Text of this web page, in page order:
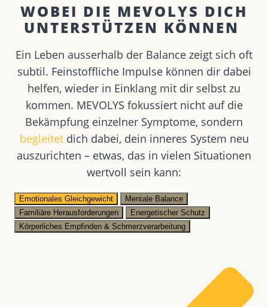
WOBEI DIE MEVOLYS DICH
UNTERSTÜTZEN KÖNNEN ​
Ein Leben ausserhalb der Balance zeigt sich oft
subtil. Feinstoffliche Impulse können dir dabei
helfen, wieder in Einklang mit dir selbst zu
kommen. MEVOLYS fokussiert nicht auf die
Bekämpfung einzelner Symptome, sondern
begleitetdich dabei, dein inneres System neu
auszurichten – etwas, das in vielen Situationen
wertvoll sein kann:
Emotionales Gleichgewicht
Mentale Balance
Familiäre Herausforderungen
Energetischer Schutz
Körperliches Empfinden & Schmerzverarbeitung